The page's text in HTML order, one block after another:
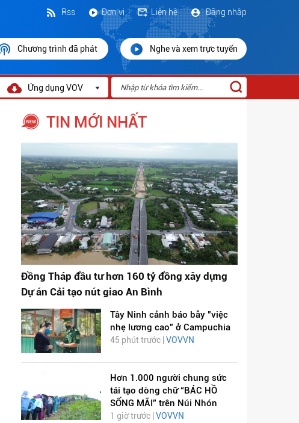
Đăng nhập
Liên hệ
Đơn vị
Rss
Chương trình đã phát Nghe và xem trực tuyến
Ứng dụng VOV
TIN MỚI NHẤT
Đồng Tháp đầu tư hơn 160 tỷ đồng xây dựng
Dự án Cải tạo nút giao An Bình
Tây Ninh cảnh báo bẫy "việc
nhẹ lương cao" ở Campuchia
45 phút trước |VOVVN
Hơn 1.000 người chung sức
tái tạo dòng chữ “BÁC HỒ
SỐNG MÃI” trên Núi Nhón
1 giờ trước | VOVVN